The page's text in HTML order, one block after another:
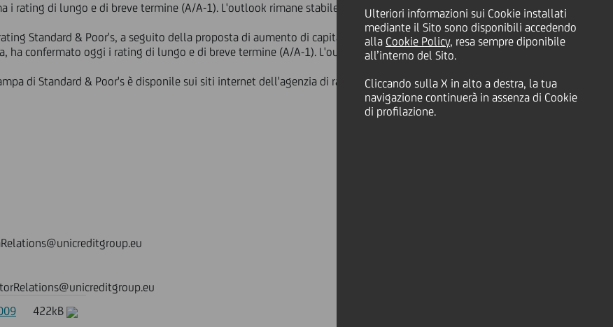
Ulteriori informazioni sui Cookie installati
mediante il Sito sono disponibili accedendo
alla Cookie Policy, resa sempre diponibile
all’interno del Sito.
Cliccando sulla X in alto a destra, la tua
navigazione continuerà in assenza di Cookie
di profilazione.
i rating di lungo e di breve termine (A/A-1). L'outlook rimane stabile.
Standard & Poor's, a seguito della proposta di aumento di capitale approvata il 29
ha confermato oggi i rating di lungo e di breve termine (A/A-1). L'outlook è stabile.
di Standard & Poor's è disponile sui siti internet dell'agenzia di rating e di UniCredit Group.
422kB